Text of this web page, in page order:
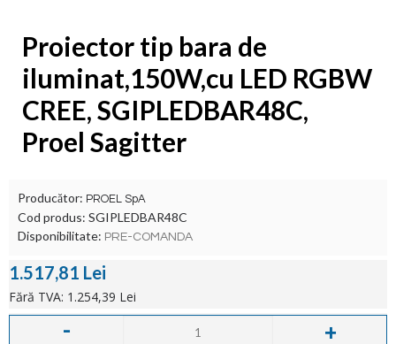
Proiector tip bara de
iluminat,150W,cu LED RGBW
CREE, SGIPLEDBAR48C,
Proel Sagitter
Producător: PROEL SpA
Cod produs: SGIPLEDBAR48C
Disponibilitate: PRE-COMANDA
1.517,81 Lei
Fără TVA: 1.254,39 Lei
- +